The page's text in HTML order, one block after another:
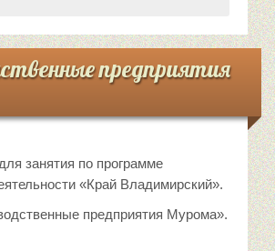
предприятия
занятия по программе
«Край Владимирский».
предприятия Мурома».